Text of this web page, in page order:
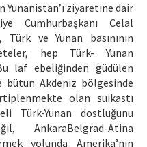
Yunanistan’ı ziyaretine dair
Cumhurbaşkanı Celal
Türk ve Yunan basınının
hep Türk- Yunan
laf ebeliğinden güdülen
bütün Akdeniz bölgesinde
olan suikastı
Türk-Yunan dostluğunu
AnkaraBelgrad-Atina
yolunda Amerika’nın